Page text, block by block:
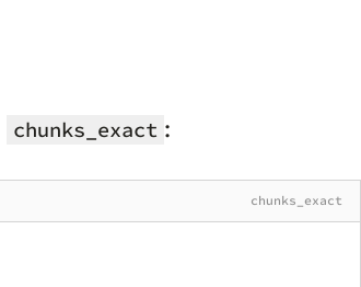
chunks_exact :
chunks_exact